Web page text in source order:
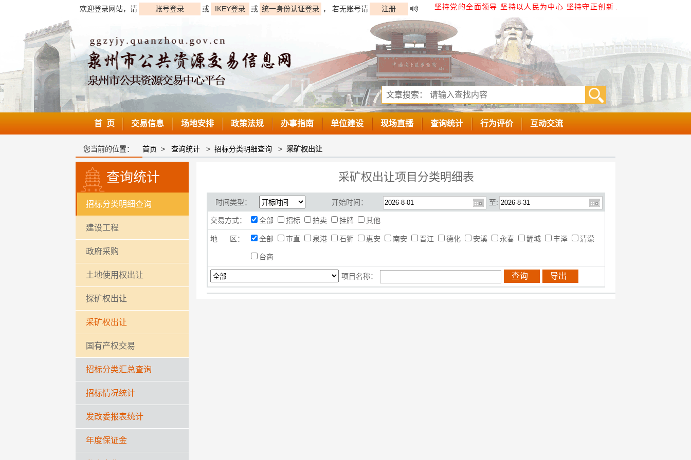
欢迎登录网站，请 账号登录 或 IKEY登录 或 统一身份认证登录 ， 若无账号请 注册 坚持党的全面领导 坚持以人民为中心 坚持守正创新 坚持以制度建
文章搜索：
首 页 交易信息 场地安排 政策法规 办事指南 单位建设 现场直播 查询统计 行为评价 互动交流
您当前的位置： 首页 > 查询统计 > 招标分类明细查询 > 采矿权出让
查询统计
招标分类明细查询
建设工程
政府采购
土地使用权出让
探矿权出让
采矿权出让
国有产权交易
招标分类汇总查询
招标情况统计
发改委报表统计
年度保证金
采矿权出让项目分类明细表
时间类型： 开始时间： 至:
交易方式： 全部 招标 拍卖 挂牌 其他
地 区： 全部 市直 泉港 石狮 惠安 南安 晋江 德化 安溪 永春 鲤城 丰泽 清濛
台商
项目名称： 查询 导出